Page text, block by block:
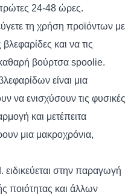
πρώτες 24-48 ώρες.
τη χρήση προϊόντων με
και να τις
καθαρή βούρτσα spoolie.
είναι μια
να ενισχύσουν τις φυσικές
και μετέπειτα
μια μακροχρόνια,
στην παραγωγή
ποιότητας και άλλων